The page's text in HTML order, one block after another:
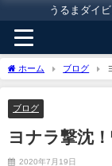
うるまダイ
ホーム ブログ
ブログ
ヨナラ撃沈
2020年7月19日